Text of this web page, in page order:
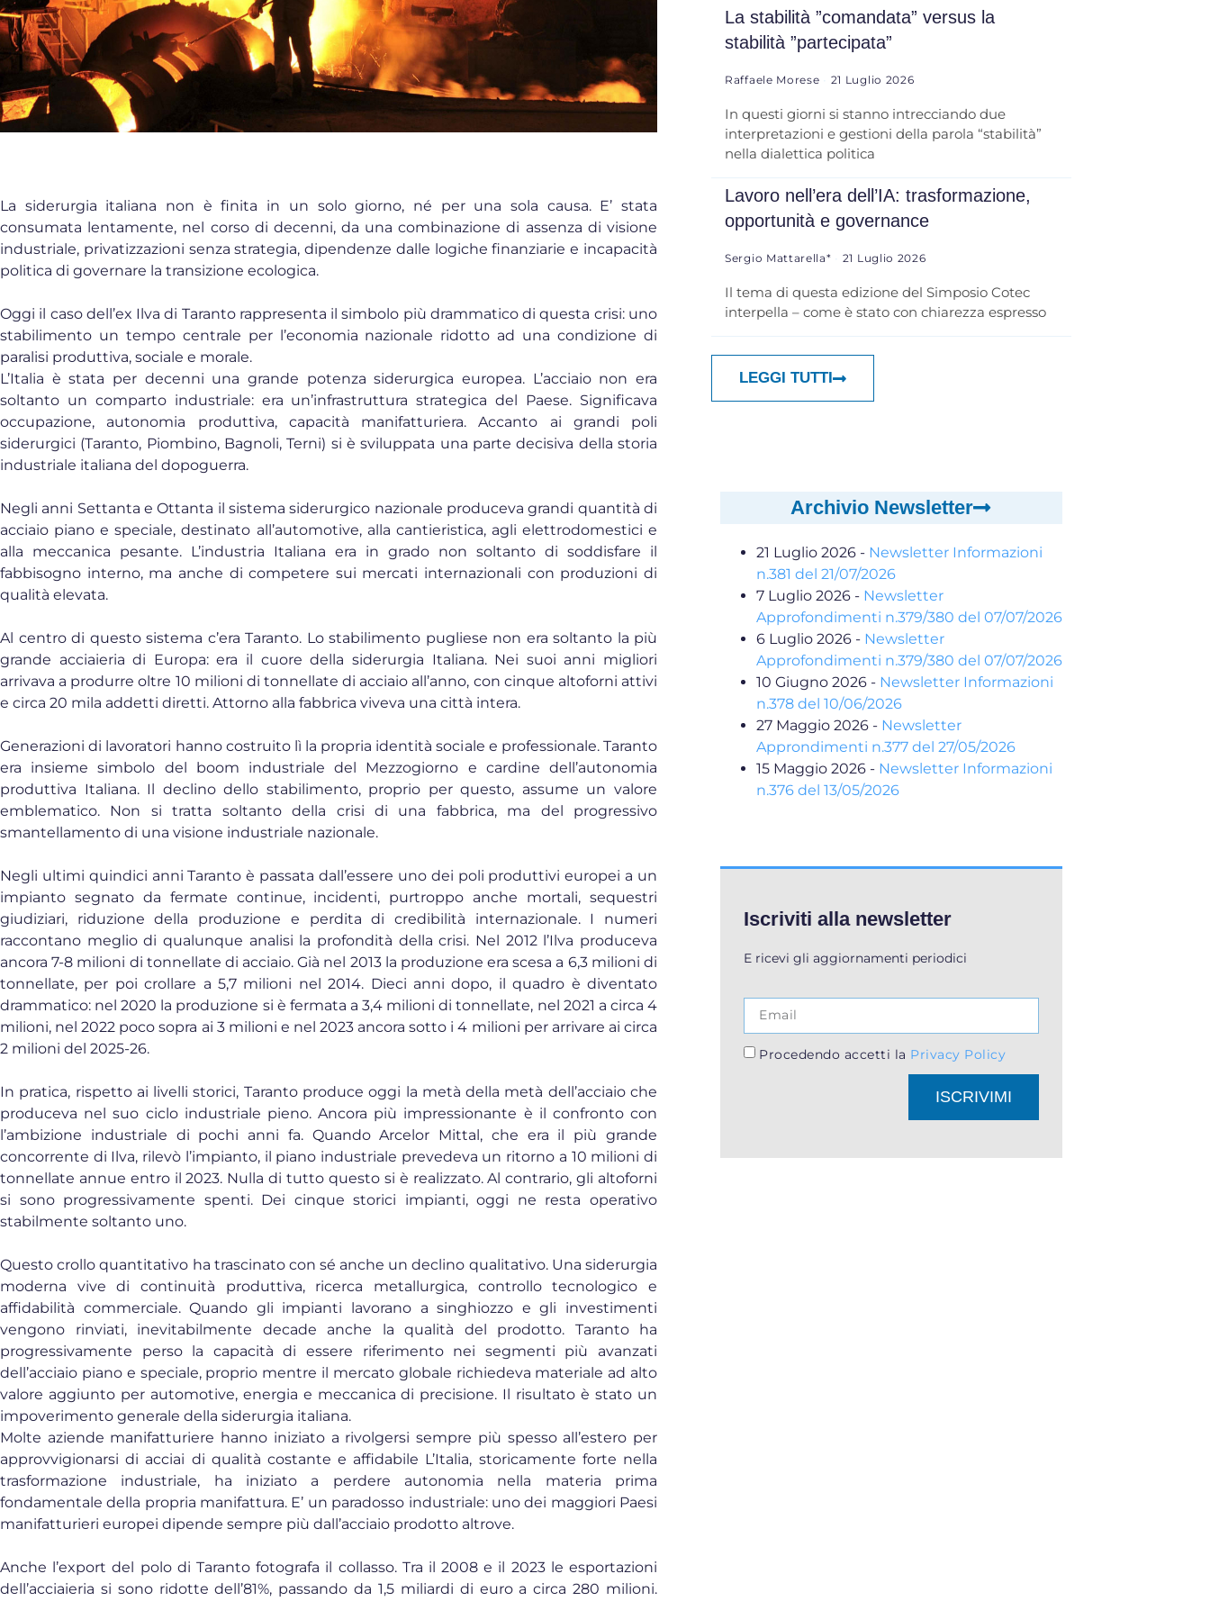
La siderurgia italiana non è finita in un solo giorno, né per una sola causa. E’ stata
consumata lentamente, nel corso di decenni, da una combinazione di assenza di visione
industriale, privatizzazioni senza strategia, dipendenze dalle logiche finanziarie e incapacità
politica di governare la transizione ecologica.
Oggi il caso dell’ex Ilva di Taranto rappresenta il simbolo più drammatico di questa crisi: uno
stabilimento un tempo centrale per l’economia nazionale ridotto ad una condizione di
paralisi produttiva, sociale e morale.
L’Italia è stata per decenni una grande potenza siderurgica europea. L’acciaio non era
soltanto un comparto industriale: era un’infrastruttura strategica del Paese. Significava
occupazione, autonomia produttiva, capacità manifatturiera. Accanto ai grandi poli
siderurgici (Taranto, Piombino, Bagnoli, Terni) si è sviluppata una parte decisiva della storia
industriale italiana del dopoguerra.
Negli anni Settanta e Ottanta il sistema siderurgico nazionale produceva grandi quantità di
acciaio piano e speciale, destinato all’automotive, alla cantieristica, agli elettrodomestici e
alla meccanica pesante. L’industria Italiana era in grado non soltanto di soddisfare il
fabbisogno interno, ma anche di competere sui mercati internazionali con produzioni di
qualità elevata.
Al centro di questo sistema c’era Taranto. Lo stabilimento pugliese non era soltanto la più
grande acciaieria di Europa: era il cuore della siderurgia Italiana. Nei suoi anni migliori
arrivava a produrre oltre 10 milioni di tonnellate di acciaio all’anno, con cinque altoforni attivi
e circa 20 mila addetti diretti. Attorno alla fabbrica viveva una città intera.
Generazioni di lavoratori hanno costruito lì la propria identità sociale e professionale. Taranto
era insieme simbolo del boom industriale del Mezzogiorno e cardine dell’autonomia
produttiva Italiana. Il declino dello stabilimento, proprio per questo, assume un valore
emblematico. Non si tratta soltanto della crisi di una fabbrica, ma del progressivo
smantellamento di una visione industriale nazionale.
Negli ultimi quindici anni Taranto è passata dall’essere uno dei poli produttivi europei a un
impianto segnato da fermate continue, incidenti, purtroppo anche mortali, sequestri
giudiziari, riduzione della produzione e perdita di credibilità internazionale. I numeri
raccontano meglio di qualunque analisi la profondità della crisi. Nel 2012 l’Ilva produceva
ancora 7-8 milioni di tonnellate di acciaio. Già nel 2013 la produzione era scesa a 6,3 milioni di
tonnellate, per poi crollare a 5,7 milioni nel 2014. Dieci anni dopo, il quadro è diventato
drammatico: nel 2020 la produzione si è fermata a 3,4 milioni di tonnellate, nel 2021 a circa 4
milioni, nel 2022 poco sopra ai 3 milioni e nel 2023 ancora sotto i 4 milioni per arrivare ai circa
2 milioni del 2025-26.
In pratica, rispetto ai livelli storici, Taranto produce oggi la metà della metà dell’acciaio che
produceva nel suo ciclo industriale pieno. Ancora più impressionante è il confronto con
l’ambizione industriale di pochi anni fa. Quando Arcelor Mittal, che era il più grande
concorrente di Ilva, rilevò l’impianto, il piano industriale prevedeva un ritorno a 10 milioni di
tonnellate annue entro il 2023. Nulla di tutto questo si è realizzato. Al contrario, gli altoforni
si sono progressivamente spenti. Dei cinque storici impianti, oggi ne resta operativo
stabilmente soltanto uno.
Questo crollo quantitativo ha trascinato con sé anche un declino qualitativo. Una siderurgia
moderna vive di continuità produttiva, ricerca metallurgica, controllo tecnologico e
affidabilità commerciale. Quando gli impianti lavorano a singhiozzo e gli investimenti
vengono rinviati, inevitabilmente decade anche la qualità del prodotto. Taranto ha
progressivamente perso la capacità di essere riferimento nei segmenti più avanzati
dell’acciaio piano e speciale, proprio mentre il mercato globale richiedeva materiale ad alto
valore aggiunto per automotive, energia e meccanica di precisione. Il risultato è stato un
impoverimento generale della siderurgia italiana.
Molte aziende manifatturiere hanno iniziato a rivolgersi sempre più spesso all’estero per
approvvigionarsi di acciai di qualità costante e affidabile L’Italia, storicamente forte nella
trasformazione industriale, ha iniziato a perdere autonomia nella materia prima
fondamentale della propria manifattura. E’ un paradosso industriale: uno dei maggiori Paesi
manifatturieri europei dipende sempre più dall’acciaio prodotto altrove.
Anche l’export del polo di Taranto fotografa il collasso. Tra il 2008 e il 2023 le esportazioni
dell’acciaieria si sono ridotte dell’81%, passando da 1,5 miliardi di euro a circa 280 milioni.
La stabilità ”comandata” versus la
stabilità ”partecipata”
Raffaele Morese 21 Luglio 2026
In questi giorni si stanno intrecciando due
interpretazioni e gestioni della parola “stabilità”
nella dialettica politica
Lavoro nell’era dell’IA: trasformazione,
opportunità e governance
Sergio Mattarella* 21 Luglio 2026
Il tema di questa edizione del Simposio Cotec
interpella – come è stato con chiarezza espresso
LEGGI TUTTI
Archivio Newsletter
21 Luglio 2026 - Newsletter Informazioni
n.381 del 21/07/2026
7 Luglio 2026 - Newsletter
Approfondimenti n.379/380 del 07/07/2026
6 Luglio 2026 - Newsletter
Approfondimenti n.379/380 del 07/07/2026
10 Giugno 2026 - Newsletter Informazioni
n.378 del 10/06/2026
27 Maggio 2026 - Newsletter
Approndimenti n.377 del 27/05/2026
15 Maggio 2026 - Newsletter Informazioni
n.376 del 13/05/2026
Iscriviti alla newsletter
E ricevi gli aggiornamenti periodici
Procedendo accetti la Privacy Policy
ISCRIVIMI